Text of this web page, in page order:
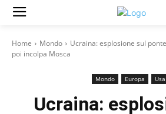
Home Mondo
Ucraina: esplosione sul
poi incolpa Mosca
Mondo Europa Usa
Ucraina: